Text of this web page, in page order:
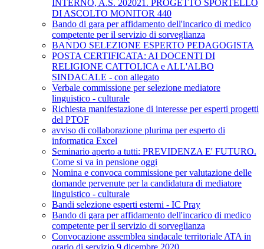
INTERNO, A.S. 202021. PROGETTO SPORTELLO
DI ASCOLTO MONITOR 440
Bando di gara per affidamento dell'incarico di medico
competente per il servizio di sorveglianza
BANDO SELEZIONE ESPERTO PEDAGOGISTA
POSTA CERTIFICATA: AI DOCENTI DI
RELIGIONE CATTOLICA e ALL'ALBO
SINDACALE - con allegato
Verbale commissione per selezione mediatore
linguistico - culturale
Richiesta manifestazione di interesse per esperti progetti
del PTOF
avviso di collaborazione plurima per esperto di
informatica Excel
Seminario aperto a tutti: PREVIDENZA E' FUTURO.
Come si va in pensione oggi
Nomina e convoca commissione per valutazione delle
domande pervenute per la candidatura di mediatore
linguistico - culturale
Bandi selezione esperti esterni - IC Pray
Bando di gara per affidamento dell'incarico di medico
competente per il servizio di sorveglianza
Convocazione assemblea sindacale territoriale ATA in